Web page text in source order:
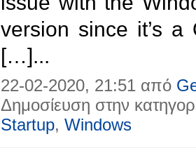
version since it’s
[…]...
22-02-2020, 21:51 από
Δημοσίευση στην
Startup, Windows